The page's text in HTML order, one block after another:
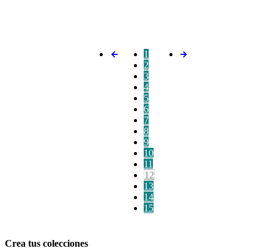
1
2
3
4
5
6
7
8
9
10
11
12
13
14
15
Crea tus colecciones